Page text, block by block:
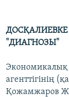
"ДИАГНОЗЫ"
агенттігінің
Қожамжаров